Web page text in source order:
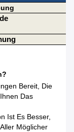
Bereit, Die
Das
Ist Es Besser,
Möglicher